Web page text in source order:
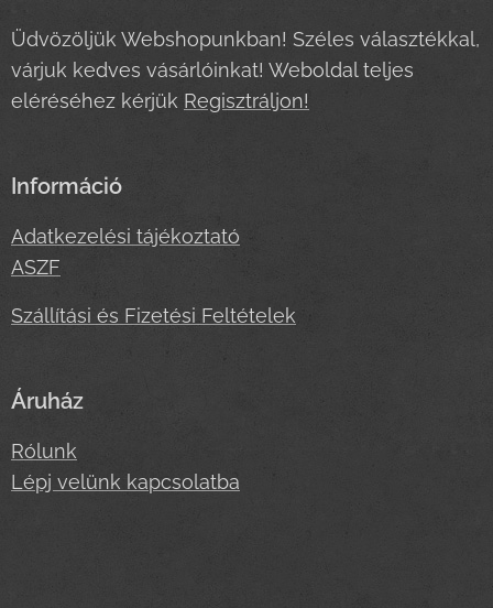
Üdvözöljük Webshopunkban! Széles választékkal,
várjuk kedves vásárlóinkat! Weboldal teljes
eléréséhez kérjük Regisztráljon!
Információ
Adatkezelési tájékoztató
ASZF
Szállítási és Fizetési Feltételek
Áruház
Rólunk
Lépj velünk kapcsolatba